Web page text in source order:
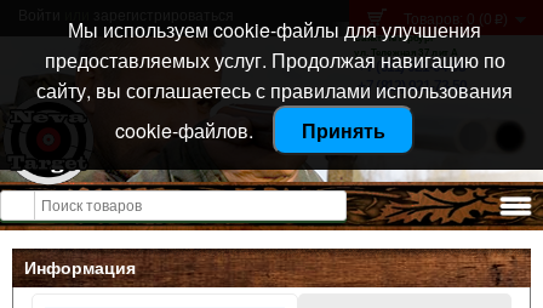
Санкт-Петербург
ул. Тележная 37 лит А
+7 (911) 021-04-08
+7 (812) 921-73-50
Товаров: 0 (0 p )
Открыть меню
Информация
Мы используем cookie-файлы для улучшения
предоставляемых услуг. Продолжая навигацию по
сайту, вы соглашаетесь с правилами использования
cookie-файлов.
Принять